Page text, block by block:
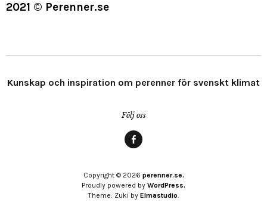
2021 © Perenner.se
Kunskap och inspiration om perenner för svenskt klimat
Följ oss
Copyright © 2026 perenner.se.
Proudly powered by WordPress.
Theme: Zuki by Elmastudio.